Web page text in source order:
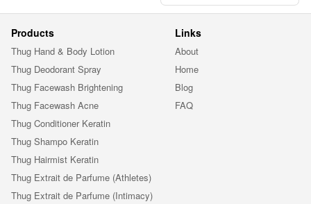
Products
Thug Hand & Body Lotion
Thug Deodorant Spray
Thug Facewash Brightening
Thug Facewash Acne
Thug Conditioner Keratin
Thug Shampo Keratin
Thug Hairmist Keratin
Thug Extrait de Parfume (Athletes)
Thug Extrait de Parfume (Intimacy)
Links
About
Home
Blog
FAQ